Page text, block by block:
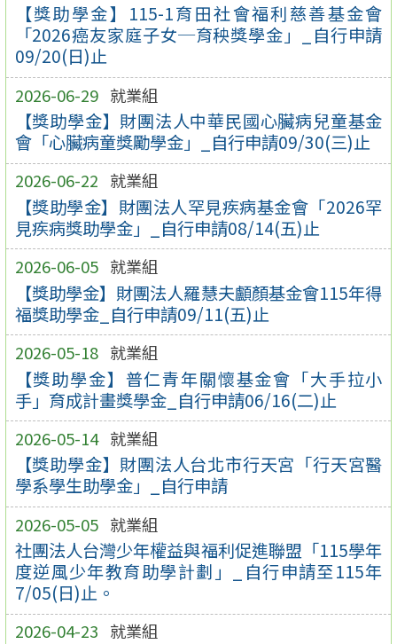
【獎助學金】115-1育田社會福利慈善基金會
「2026癌友家庭子女─育秧獎學金」_自行申請
09/20(日)止
2026-06-29 就業組
【獎助學金】財團法人中華民國心臟病兒童基金
會「心臟病童獎勵學金」_自行申請09/30(三)止
2026-06-22 就業組
【獎助學金】財團法人罕見疾病基金會「2026罕
見疾病獎助學金」_自行申請08/14(五)止
2026-06-05 就業組
【獎助學金】財團法人羅慧夫顱顏基金會115年得
福獎助學金_自行申請09/11(五)止
2026-05-18 就業組
【獎助學金】普仁青年關懷基金會「大手拉小
手」育成計畫獎學金_自行申請06/16(二)止
2026-05-14 就業組
【獎助學金】財團法人台北市行天宮「行天宮醫
學系學生助學金」_自行申請
2026-05-05 就業組
社團法人台灣少年權益與福利促進聯盟「115學年
度逆風少年教育助學計劃」_自行申請至115年
7/05(日)止。
2026-04-23 就業組